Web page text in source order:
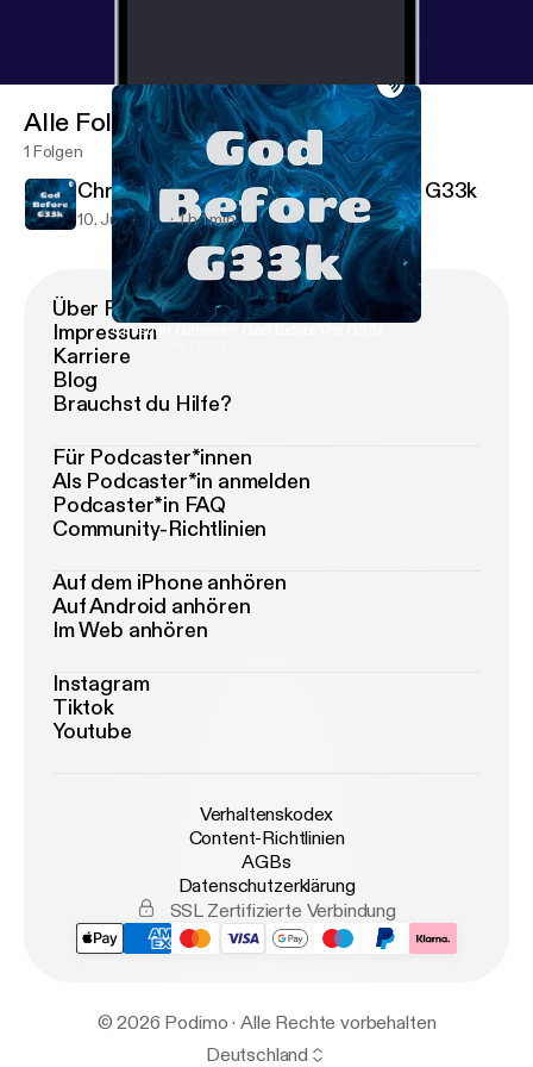
Christian Gamers?! God Before The G33k
Alle Folgen
1 Folgen
Christian Gamers?! God Before The G33k
10. Juli 2019 1 h 1 min
Über Podimo
Impressum
Karriere
Blog
Brauchst du Hilfe?
Für Podcaster*innen
Als Podcaster*in anmelden
Podcaster*in FAQ
Community-Richtlinien
Auf dem iPhone anhören
Auf Android anhören
Im Web anhören
Instagram
Tiktok
Youtube
Verhaltenskodex
Content-Richtlinien
AGBs
Datenschutzerklärung
SSL Zertifizierte Verbindung
© 2026 Podimo · Alle Rechte vorbehalten
Deutschland